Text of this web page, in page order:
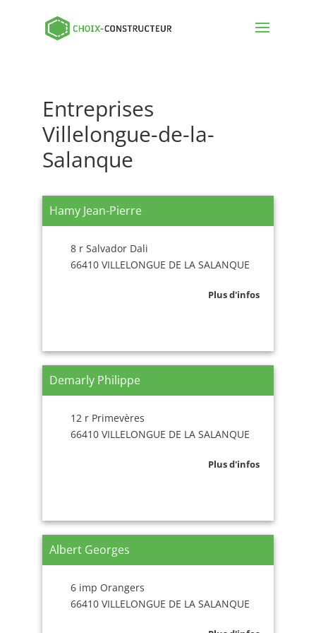
Entreprises
Villelongue-de-la-
Salanque
Hamy Jean-Pierre
8 r Salvador Dali
66410 VILLELONGUE DE LA SALANQUE
Plus d'infos
Demarly Philippe
12 r Primevères
66410 VILLELONGUE DE LA SALANQUE
Plus d'infos
Albert Georges
6 imp Orangers
66410 VILLELONGUE DE LA SALANQUE